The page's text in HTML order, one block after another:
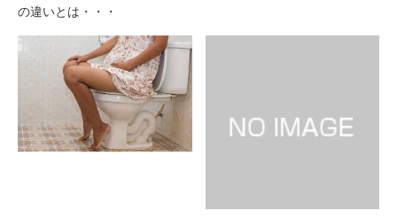
の違いとは・・・